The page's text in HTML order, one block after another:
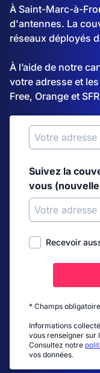
À Saint-Marc-à-
d'antennes. La
réseaux déployés
À l’aide de notre
votre adresse et
Free, Orange et
Suivez la
vous
Recevoir
* Champs
Informations
vous renseigner sur
Consultez notre
vos données.